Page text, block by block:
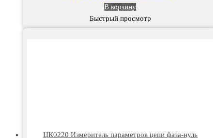
В корзину
Быстрый просмотр
ЦК0220 Измеритель параметров цепи фаза-нуль